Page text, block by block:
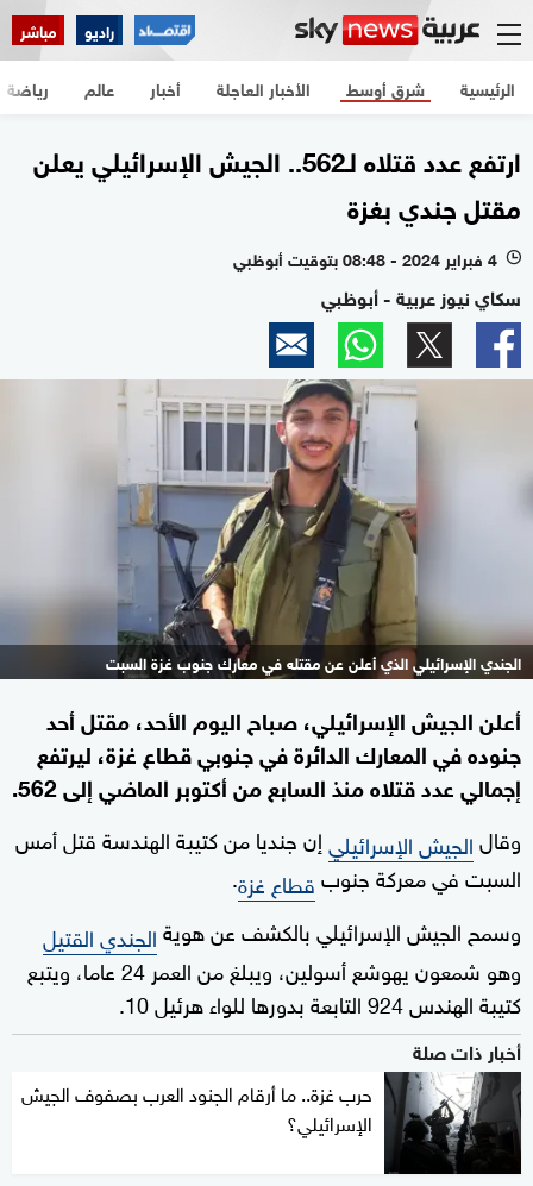
راديو مباشر
الرئيسية الأخبار العاجلة أخبار شرق أوسط عالم رياضة
ارتفع عدد قتلاه لـ562.. الجيش الإسرائيلي يعلن
مقتل جندي بغزة
l 4 فبراير 2024 - 08:48 بتوقيت أبوظبي
سكاي نيوز عربية - أبوظبي
الجندي الإسرائيلي الذي أعلن عن مقتله في معارك جنوب غزة السبت
أعلن الجيش الإسرائيلي، صباح اليوم الأحد، مقتل أحد
جنوده في المعارك الدائرة في جنوبي قطاع غزة، ليرتفع
إجمالي عدد قتلاه منذ السابع من أكتوبر الماضي إلى 562.
وقالالجيش الإسرائيليإن جنديا من كتيبة الهندسة قتل أمس
السبت في معركة جنوبقطاع غزة.
وسمح الجيش الإسرائيلي بالكشف عن هويةالجندي القتيل
وهو شمعون يهوشع أسولين، ويبلغ من العمر 24 عاما، ويتبع
كتيبة الهندس 924 التابعة بدورها للواء هرئيل 10.
أخبار ذات صلة
حرب غزة.. ما أرقام الجنود العرب بصفوف الجيش
الإسرائيلي؟